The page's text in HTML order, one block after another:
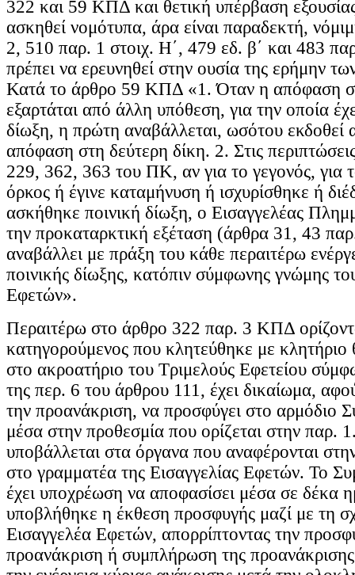
322 και 59 ΚΠΔ και θετική υπέρβαση
ασκηθεί νομότυπα, άρα είναι παραδεκτή,
2, 510 παρ. 1 στοιχ. Η΄, 479 εδ. β΄ και 483
πρέπει να ερευνηθεί στην ουσία της ερήμην
Κατά το άρθρο 59 ΚΠΔ «1. Όταν η απόφαση
εξαρτάται από άλλη υπόθεση, για την οποία
δίωξη, η πρώτη αναβάλλεται, ωσότου εκδοθεί
απόφαση στη δεύτερη δίκη. 2. Στις
229, 362, 363 του ΠΚ, αν για το γεγονός, για
όρκος ή έγινε καταμήνυση ή ισχυρίσθηκε ή
ασκήθηκε ποινική δίωξη, ο Εισαγγελέας
την προκαταρκτική εξέταση (άρθρα 31, 43
αναβάλλει με πράξη του κάθε περαιτέρω
ποινικής δίωξης, κατόπιν σύμφωνης γνώμης
Εφετών».
Περαιτέρω στο άρθρο 322 παρ. 3 ΚΠΔ
κατηγορούμενος που κλητεύθηκε με κλητήριο
στο ακροατήριο του Τριμελούς Εφετείου
της περ. 6 του άρθρου 111, έχει δικαίωμα,
την προανάκριση, να προσφύγει στο αρμόδιο
μέσα στην προθεσμία που ορίζεται στην παρ.
υποβάλλεται στα όργανα που αναφέρονται
στο γραμματέα της Εισαγγελίας Εφετών. Το
έχει υποχρέωση να αποφασίσει μέσα σε δέκα
υποβλήθηκε η έκθεση προσφυγής μαζί με τη
Εισαγγελέα Εφετών, απορρίπτοντας την
προανάκριση ή συμπλήρωση της